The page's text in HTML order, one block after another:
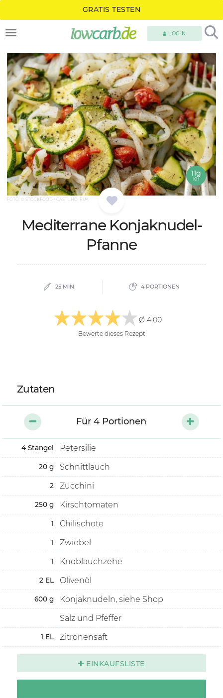
GRATIS TESTEN
TOGGLE NAVIGATION LOGIN
FOTO: © STOCKFOOD / CASTILHO, RUA
11g
KH
Me­di­ter­ra­ne Kon­jak­nu­del-
Pfan­ne
25 MIN. 4 PORTIONEN
Ø 4,00
Bewerte dieses Rezept
Zutaten
Für4 Portionen
4 Stängel Petersilie
20 g Schnittlauch
2 Zucchini
250 g Kirschtomaten
1 Chilischote
1 Zwiebel
1 Knoblauchzehe
2 EL Olivenöl
600 g
Konjaknudeln, siehe Shop
Salz und Pfeffer
1 EL Zitronensaft
EINKAUFSLISTE